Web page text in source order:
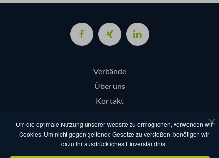
Verbände
Über uns
Kontakt
Datenschutz
Nutzungsbestimmungen
Um die optimale Nutzung unserer Website zu ermöglichen, verwenden wir
Cookies. Um nicht gegen geltende Gesetze zu verstoßen, benötigen wir
dazu Ihr ausdrückliches Einverständnis.